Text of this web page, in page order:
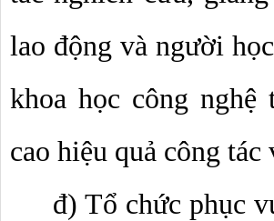
lao động và người
khoa học công nghệ
cao hiệu quả công
đ) Tổ chức phục